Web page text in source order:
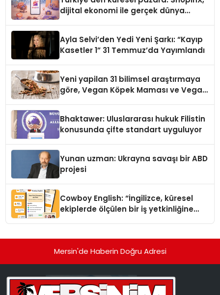
dijital ekonomi ile gerçek dünya
Ayla Selvi’den Yedi Yeni Şarkı: “Kayıp
Kasetler 1” 31 Temmuz’da Yayımlandı
Yeni yapilan 31 bilimsel araştırmaya
göre, Vegan Köpek Maması ve Vegan
Bhaktawer: Uluslararası hukuk Filistin
konusunda çifte standart uyguluyor
Yunan uzman: Ukrayna savaşı bir ABD
projesi
Cowboy English: “İngilizce, küresel
ekiplerde ölçülen bir iş yetkinliğine
Mersin'de Haberin Doğru Adresi